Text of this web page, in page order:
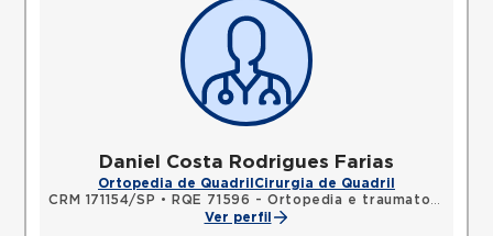
Daniel Costa Rodrigues Farias
Ortopedia de Quadril Cirurgia de Quadril
CRM 171154/SP •
RQE 71596 - Ortopedia e traumatologia
Ver perfil